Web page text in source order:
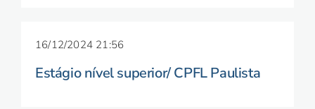
16/12/2024 21:56
Estágio nível superior/ CPFL Paulista